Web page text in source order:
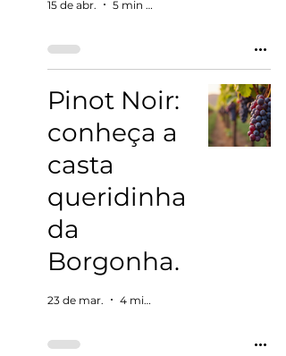
15 de abr. 5 min de leitura
Pinot Noir:
conheça a
casta
queridinha
da
Borgonha.
23 de mar. 4 min de leitura